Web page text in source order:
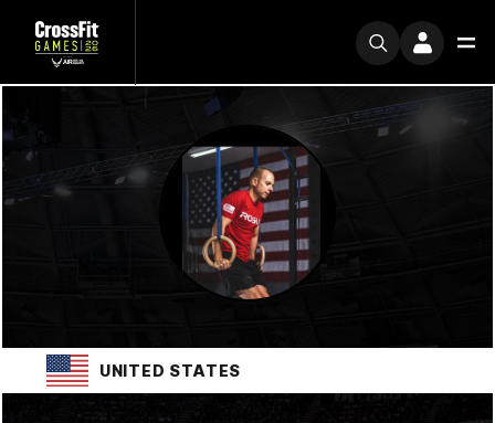
UNITED STATES